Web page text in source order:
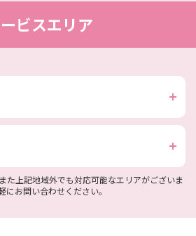
ビスエリア
た上記地域外でも対応可能なエリアがございま
にお問い合わせください。